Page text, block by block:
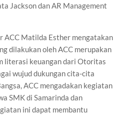
Jackson dan AR Management
ACC Matilda Esther mengatakan
dilakukan oleh ACC merupakan
literasi keuangan dari Otoritas
wujud dukungan cita-cita
ACC mengadakan kegiatan
SMK di Samarinda dan
ini dapat membantu